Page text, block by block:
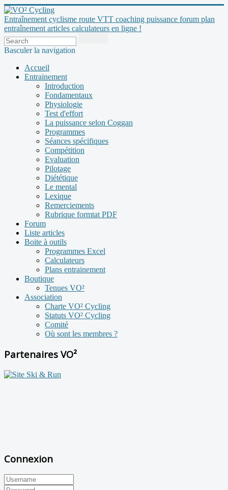
Entraînement cyclisme route VTT coaching puissance forum plan
entraînement articles calculateurs en ligne !
Basculer la navigation
Accueil
Entrainement
Introduction
Fondamentaux
Physiologie
Test d'effort
La puissance selon Coggan
Programmes
Séances spécifiques
Compétition
Evaluation
Pilotage
Diététique
Le mental
Lexique
Remerciements
Rubrique formtat PDF
Forum
Liste articles
Boite à outils
Programmes Excel
Calculateurs
Plans entrainement
Boutique
Tenues VO²
Association
Charte VO² Cycling
Statuts VO² Cycling
Comité
Où sont les membres ?
Partenaires VO²
Connexion